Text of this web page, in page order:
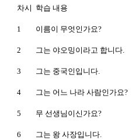
차시 학습 내용
1 이름이 무엇인가요?
2 그는 야오밍이라고 합니다.
3 그는 중국인입니다.
4 그는 어느 나라 사람인가요?
5 무 선생님이신가요?
6 그는 왕 사장입니다.